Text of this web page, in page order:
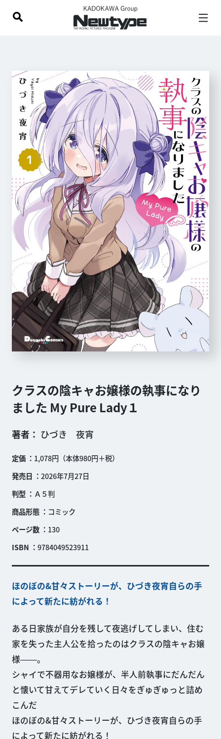
クラスの陰キャお嬢様の執事になり
ました My Pure Lady１
著者 ひづき 夜宵
定価
1,078円（本体980円＋税）
発売日
2026年7月27日
判型
Ａ５判
商品形態
コミック
ページ数
130
ISBN
9784049523911
ほのぼの&甘々ストーリーが、ひづき夜宵自らの手
によって新たに紡がれる！
ある日家族が自分を残して夜逃げしてしまい、住む
家を失った主人公を拾ったのはクラスの陰キャお嬢
様――。
シャイで不器用なお嬢様が、半人前執事にだんだん
と懐いて甘えてデレていく日々をぎゅぎゅっと詰め
こんだ
ほのぼの&甘々ストーリーが、ひづき夜宵自らの手
によって新たに紡がれる！